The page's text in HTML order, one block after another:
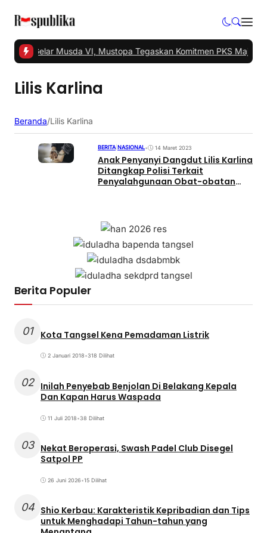
Gelar Musda VI, Mustopa Tegaskan Komitmen PKS
Lilis Karlina
Beranda/Lilis Karlina
BERITA NASIONAL• 14 Maret 2023
Anak Penyanyi Dangdut Lilis Karlina
Ditangkap Polisi Terkait
Penyalahgunaan Obat-obatan
Berita Populer
01 Kota Tangsel Kena Pemadaman Listrik
2 Januari 2018•318 Dilihat
02 Inilah Penyebab Benjolan Di Belakang Kepala
Dan Kapan Harus Waspada
11 Juli 2018•38 Dilihat
03 Nekat Beroperasi, Swash Padel Club Disegel
Satpol PP
26 Juni 2026•15 Dilihat
04 Shio Kerbau: Karakteristik Kepribadian dan Tips
untuk Menghadapi Tahun-tahun yang